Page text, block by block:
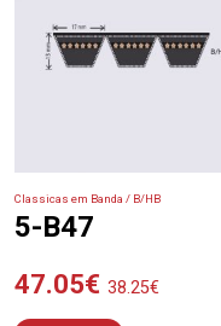
Classicas em Banda / B/HB
5-B47
47.05€ 38.25€